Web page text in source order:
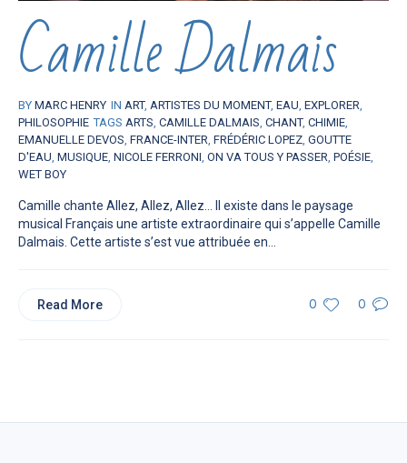
Camille Dalmais
BY MARC HENRY IN ART, ARTISTES DU MOMENT, EAU, EXPLORER,
PHILOSOPHIE TAGS ARTS, CAMILLE DALMAIS, CHANT, CHIMIE,
EMANUELLE DEVOS, FRANCE-INTER, FRÉDÉRIC LOPEZ, GOUTTE
D'EAU, MUSIQUE, NICOLE FERRONI, ON VA TOUS Y PASSER, POÉSIE,
WET BOY
Camille chante Allez, Allez, Allez… Il existe dans le paysage
musical Français une artiste extraordinaire qui s’appelle Camille
Dalmais. Cette artiste s’est vue attribuée en...
0 0
Read More